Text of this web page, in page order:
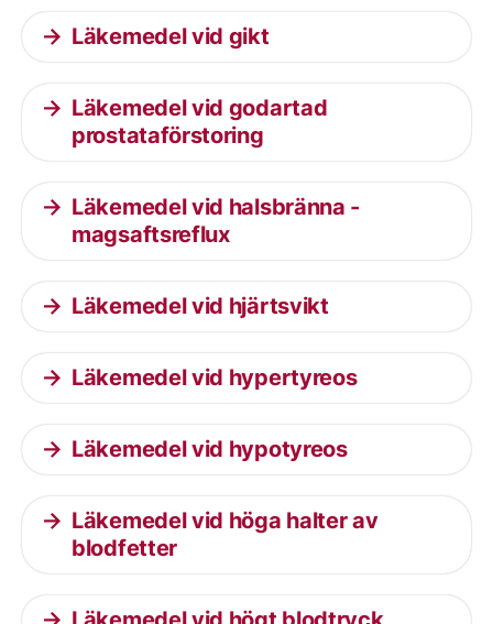
Läkemedel vid gikt
Läkemedel vid godartad
prostataförstoring
Läkemedel vid halsbränna -
magsaftsreflux
Läkemedel vid hjärtsvikt
Läkemedel vid hypertyreos
Läkemedel vid hypotyreos
Läkemedel vid höga halter av
blodfetter